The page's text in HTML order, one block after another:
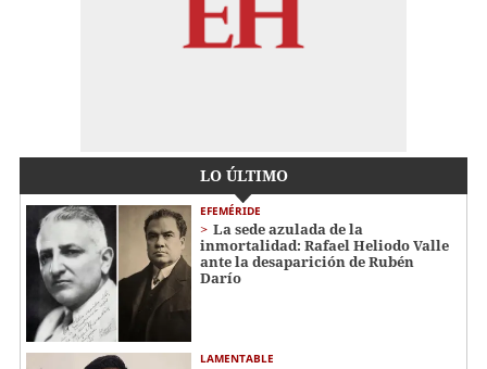
LO ÚLTIMO
EFEMÉRIDE
La sede azulada de la
inmortalidad: Rafael Heliodo Valle
ante la desaparición de Rubén
Darío
LAMENTABLE